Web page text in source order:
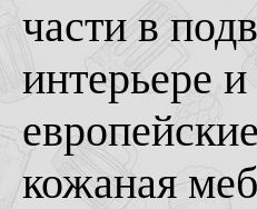
части в
интерьере
кожаная